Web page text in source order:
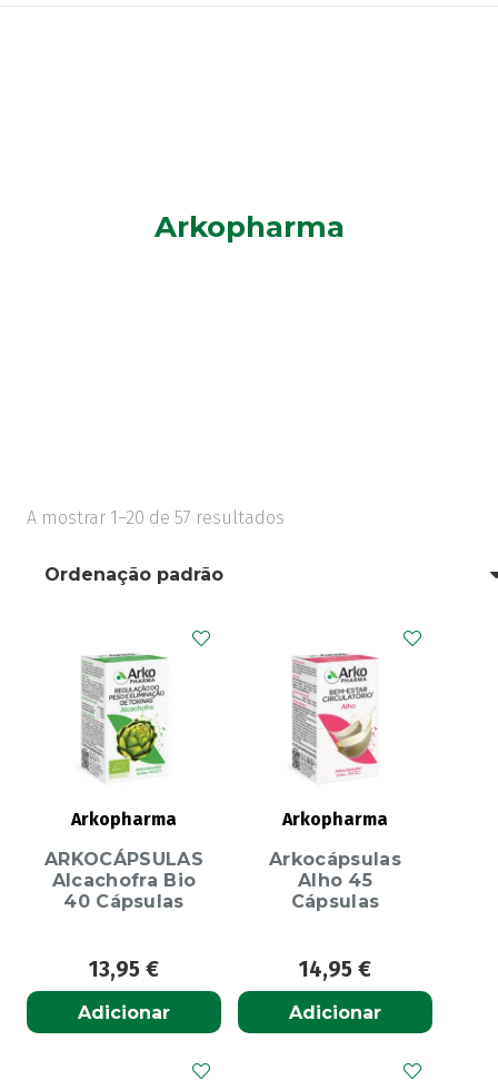
Arkopharma
A mostrar 1–20 de 57 resultados
Arkopharma
ARKOCÁPSULAS
Alcachofra Bio
40 Cápsulas
13,95 €
Adicionar
Arkopharma
Arkocápsulas
Alho 45
Cápsulas
14,95 €
Adicionar